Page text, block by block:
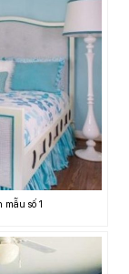
số 1